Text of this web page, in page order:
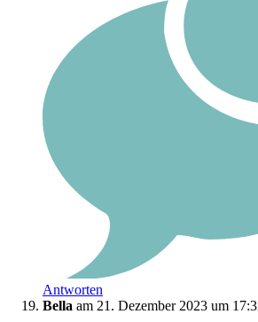
Antworten
Bella am 21. Dezember 2023 um